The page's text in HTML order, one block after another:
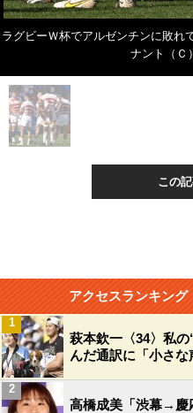
ラグビーＷ杯でアルゼンチンに敗れ
ナント（Ｃ
この
アクセスランキング
萩本欽一〈34〉私
んだ通訳に「小さな
1
高橋成美「渋幕→慶
2